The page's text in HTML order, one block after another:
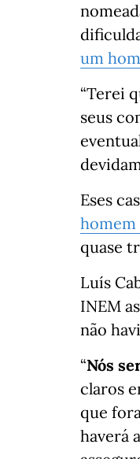
um
“Terei
seus
Eses
homem
quase
Luís
INEM
não
“Nós
claros
que
haverá